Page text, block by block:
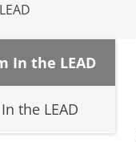
In the LEAD
the LEAD